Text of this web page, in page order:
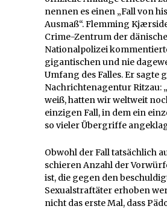
nennen es einen „Fall von
Ausmaß“. Flemming
Crime-Zentrum der
Nationalpolizei
gigantischen und nie
Umfang des Falles. Er sagte
Nachrichtenagentur Ritzau:
weiß, hatten wir weltweit
einzigen Fall, in dem ein
so vieler Übergriffe
Obwohl der Fall tatsächlich
schieren Anzahl der
ist, die gegen den
Sexualstraftäter erhoben
nicht das erste Mal, dass